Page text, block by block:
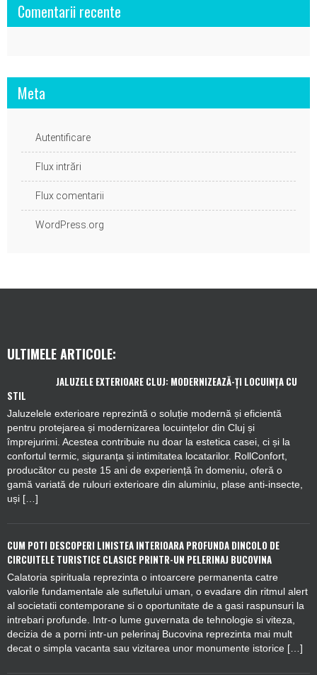
Comentarii recente
Meta
Autentificare
Flux intrări
Flux comentarii
WordPress.org
ULTIMELE ARTICOLE:
JALUZELE EXTERIOARE CLUJ: MODERNIZEAZĂ-ȚI LOCUINȚA CU
STIL
Jaluzelele exterioare reprezintă o soluție modernă și eficientă
pentru protejarea și modernizarea locuințelor din Cluj și
împrejurimi. Acestea contribuie nu doar la estetica casei, ci și la
confortul termic, siguranța și intimitatea locatarilor. RollConfort,
producător cu peste 15 ani de experiență în domeniu, oferă o
gamă variată de rulouri exterioare din aluminiu, plase anti-insecte,
uși […]
CUM POTI DESCOPERI LINISTEA INTERIOARA PROFUNDA DINCOLO DE
CIRCUITELE TURISTICE CLASICE PRINTR-UN PELERINAJ BUCOVINA
Calatoria spirituala reprezinta o intoarcere permanenta catre
valorile fundamentale ale sufletului uman, o evadare din ritmul alert
al societatii contemporane si o oportunitate de a gasi raspunsuri la
intrebari profunde. Intr-o lume guvernata de tehnologie si viteza,
decizia de a porni intr-un pelerinaj Bucovina reprezinta mai mult
decat o simpla vacanta sau vizitarea unor monumente istorice […]